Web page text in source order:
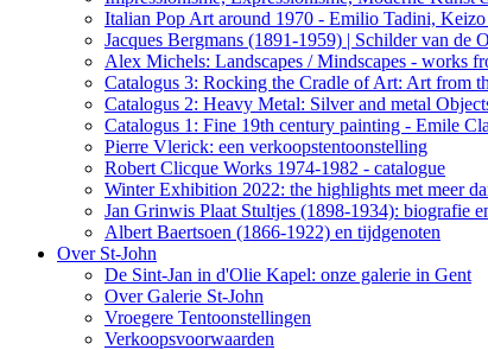
Italian Pop Art around 1970 - Emilio Tadini,
Jacques Bergmans (1891-1959) | Schilder van de
Alex Michels: Landscapes / Mindscapes - works
Catalogus 3: Rocking the Cradle of Art: Art from
Catalogus 2: Heavy Metal: Silver and metal
Catalogus 1: Fine 19th century painting - Emile
Pierre Vlerick: een verkoopstentoonstelling
Robert Clicque Works 1974-1982 - catalogue
Winter Exhibition 2022: the highlights met meer
Jan Grinwis Plaat Stultjes (1898-1934): biografie
Albert Baertsoen (1866-1922) en tijdgenoten
Over St-John
De Sint-Jan in d'Olie Kapel: onze galerie in Gent
Over Galerie St-John
Vroegere Tentoonstellingen
Verkoopsvoorwaarden